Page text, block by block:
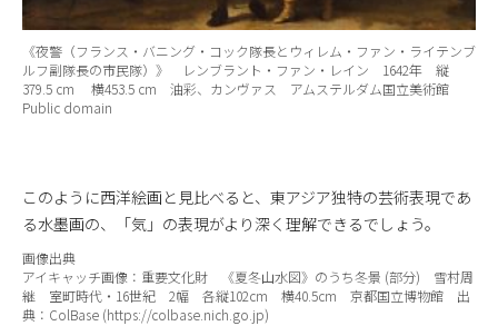
《夜警（フランス・バニング・コック隊長とウィレム・ファン・ライテンブ
ルフ副隊長の市民隊）》 レンブラント・ファン・レイン 1642年 縦
379.5 cm 横453.5 cm 油彩、カンヴァス アムステルダム国立美術館
Public domain
このように西洋絵画と見比べると、東アジア独特の芸術表現であ
る水墨画の、「気」の表現がより深く理解できるでしょう。
画像出典
アイキャッチ画像：重要文化財 《夏冬山水図》のうち冬景 (部分) 雪村周
継 室町時代・16世紀 2幅 各縦102cm 横40.5cm 京都国立博物館 出
典：ColBase (https://colbase.nich.go.jp)